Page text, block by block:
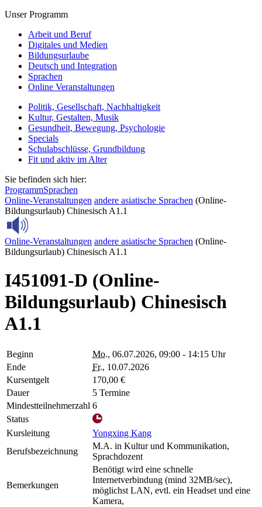
Unser Programm
Arbeit und Beruf
Digitales und Medien
Bildungsurlaube
Deutsch und Integration
Sprachen
Online Veranstaltungen
Politik, Gesellschaft, Nachhaltigkeit
Kultur, Gestalten, Musik
Gesundheit, Bewegung, Psychologie
Specials
Schulabschlüsse, Grundbildung
Fit und aktiv im Alter
Sie befinden sich hier:
ProgrammSprachen
Online-Veranstaltungen andere asiatische Sprachen (Online-
Bildungsurlaub) Chinesisch A1.1
Online-Veranstaltungen andere asiatische Sprachen (Online-
Bildungsurlaub) Chinesisch A1.1
I451091-D (Online-
Bildungsurlaub) Chinesisch
A1.1
Beginn Mo., 06.07.2026, 09:00 - 14:15 Uhr
Ende
Fr., 10.07.2026
Kursentgelt
170,00 €
Dauer
5 Termine
Mindestteilnehmerzahl 6
Status
Kursleitung
Yongxing Kang
Berufsbezeichnung
M.A. in Kultur und Kommunikation,
Sprachdozent
Bemerkungen
Benötigt wird eine schnelle
Internetverbindung (mind 32MB/sec),
möglichst LAN, evtl. ein Headset und eine
Kamera,